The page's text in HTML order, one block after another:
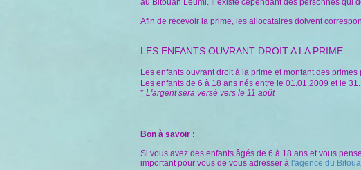
au Bitouah Leumi. Il existe cependant des personnes qui
Afin de recevoir la prime, les allocataires doivent
LES ENFANTS OUVRANT DROIT A LA PRIME
Les enfants ouvrant droit à la prime et montant des primes
Les enfants de 6 à 18 ans nés entre le 01.01.2009 et le
* L'argent sera versé vers le 11 août
Bon à savoir :
Si vous avez des enfants âgés de 6 à 18 ans et vous
important pour vous de vous adresser à l'agence du